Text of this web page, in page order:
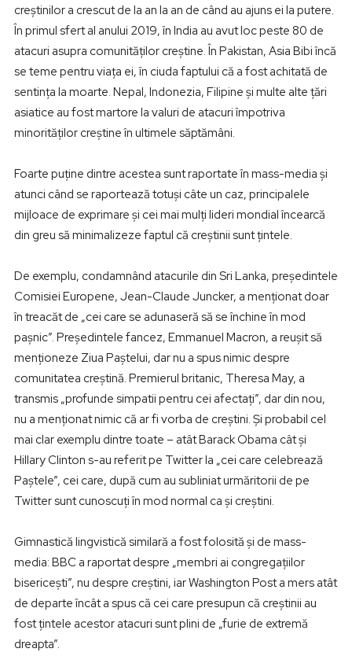
creștinilor a crescut de la an la an de când au ajuns ei la putere.
În primul sfert al anului 2019, în India au avut loc peste 80 de
atacuri asupra comunităților creștine. În Pakistan, Asia Bibi încă
se teme pentru viața ei, în ciuda faptului că a fost achitată de
sentința la moarte. Nepal, Indonezia, Filipine și multe alte țări
asiatice au fost martore la valuri de atacuri împotriva
minorităților creștine în ultimele săptămâni.
Foarte puține dintre acestea sunt raportate în mass-media și
atunci când se raportează totuși câte un caz, principalele
mijloace de exprimare și cei mai mulți lideri mondial încearcă
din greu să minimalizeze faptul că creștinii sunt țintele.
De exemplu, condamnând atacurile din Sri Lanka, președintele
Comisiei Europene, Jean-Claude Juncker, a menționat doar
în treacăt de „cei care se adunaseră să se închine în mod
pașnic”. Președintele fancez, Emmanuel Macron, a reușit să
menționeze Ziua Paștelui, dar nu a spus nimic despre
comunitatea creștină. Premierul britanic, Theresa May, a
transmis „profunde simpatii pentru cei afectați”, dar din nou,
nu a menționat nimic că ar fi vorba de creștini. Și probabil cel
mai clar exemplu dintre toate – atât Barack Obama cât și
Hillary Clinton s-au referit pe Twitter la „cei care celebrează
Paștele”, cei care, după cum au subliniat urmăritorii de pe
Twitter sunt cunoscuți în mod normal ca și creștini.
Gimnastică lingvistică similară a fost folosită și de mass-
media: BBC a raportat despre „membri ai congregațiilor
bisericești”, nu despre creștini, iar Washington Post a mers atât
de departe încât a spus că cei care presupun că creștinii au
fost țintele acestor atacuri sunt plini de „furie de extremă
dreapta”.